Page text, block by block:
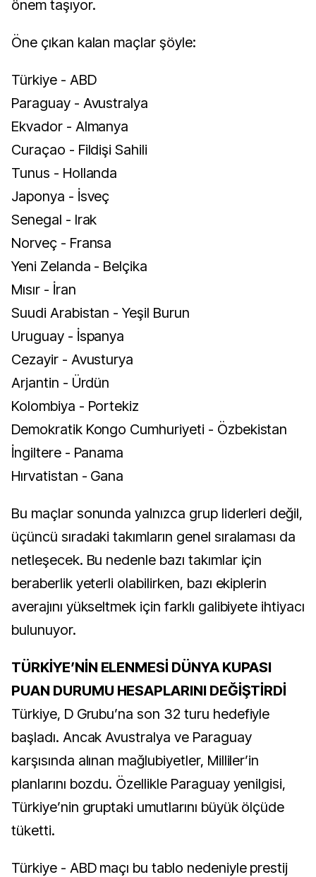
önem taşıyor.
Öne çıkan kalan maçlar şöyle:
Türkiye - ABD
Paraguay - Avustralya
Ekvador - Almanya
Curaçao - Fildişi Sahili
Tunus - Hollanda
Japonya - İsveç
Senegal - Irak
Norveç - Fransa
Yeni Zelanda - Belçika
Mısır - İran
Suudi Arabistan - Yeşil Burun
Uruguay - İspanya
Cezayir - Avusturya
Arjantin - Ürdün
Kolombiya - Portekiz
Demokratik Kongo Cumhuriyeti - Özbekistan
İngiltere - Panama
Hırvatistan - Gana
Bu maçlar sonunda yalnızca grup liderleri değil,
üçüncü sıradaki takımların genel sıralaması da
netleşecek. Bu nedenle bazı takımlar için
beraberlik yeterli olabilirken, bazı ekiplerin
averajını yükseltmek için farklı galibiyete ihtiyacı
bulunuyor.
TÜRKİYE’NİN ELENMESİ DÜNYA KUPASI
PUAN DURUMU HESAPLARINI DEĞİŞTİRDİ
Türkiye, D Grubu’na son 32 turu hedefiyle
başladı. Ancak Avustralya ve Paraguay
karşısında alınan mağlubiyetler, Milliler’in
planlarını bozdu. Özellikle Paraguay yenilgisi,
Türkiye’nin gruptaki umutlarını büyük ölçüde
tüketti.
Türkiye - ABD maçı bu tablo nedeniyle prestij